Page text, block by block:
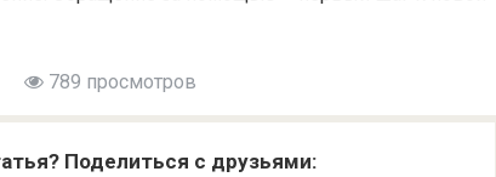
789 просмотров
Поделиться с друзьями: